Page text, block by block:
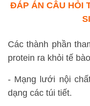
ĐÁP ÁN CÂU HỎI
Các thành phần
protein ra khỏi tế
- Mạng lưới nội
dạng các túi tiết.